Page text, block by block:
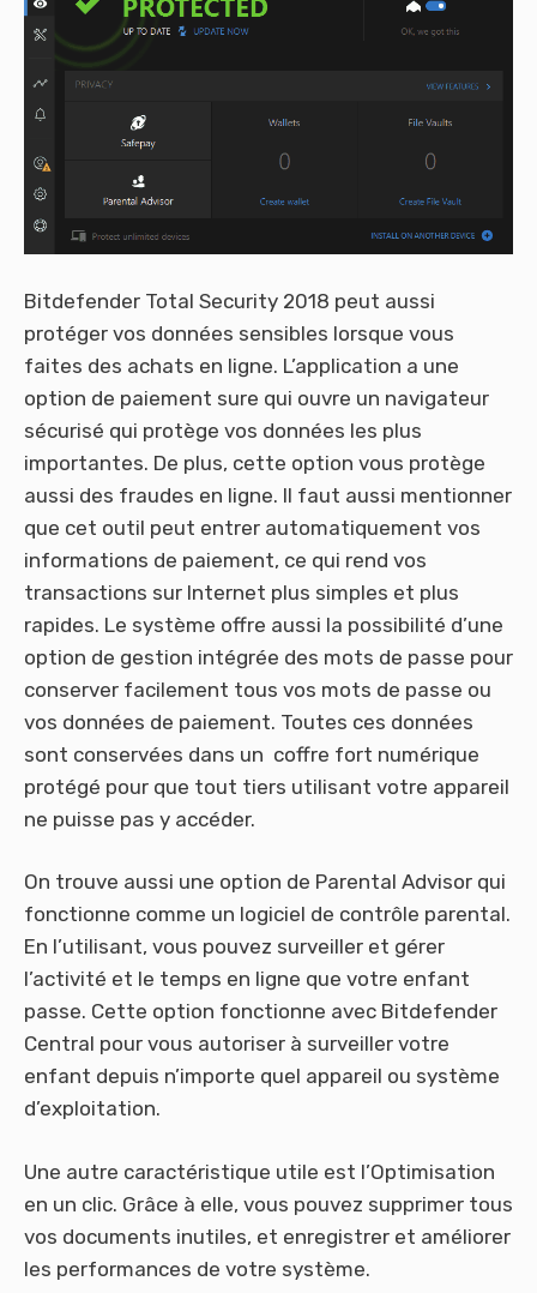
Bitdefender Total Security 2018 peut aussi
protéger vos données sensibles lorsque vous
faites des achats en ligne. L’application a une
option de paiement sure qui ouvre un navigateur
sécurisé qui protège vos données les plus
importantes. De plus, cette option vous protège
aussi des fraudes en ligne. Il faut aussi mentionner
que cet outil peut entrer automatiquement vos
informations de paiement, ce qui rend vos
transactions sur Internet plus simples et plus
rapides. Le système offre aussi la possibilité d’une
option de gestion intégrée des mots de passe pour
conserver facilement tous vos mots de passe ou
vos données de paiement. Toutes ces données
sont conservées dans un coffre fort numérique
protégé pour que tout tiers utilisant votre appareil
ne puisse pas y accéder.
On trouve aussi une option de Parental Advisor qui
fonctionne comme un logiciel de contrôle parental.
En l’utilisant, vous pouvez surveiller et gérer
l’activité et le temps en ligne que votre enfant
passe. Cette option fonctionne avec Bitdefender
Central pour vous autoriser à surveiller votre
enfant depuis n’importe quel appareil ou système
d’exploitation.
Une autre caractéristique utile est l’Optimisation
en un clic. Grâce à elle, vous pouvez supprimer tous
vos documents inutiles, et enregistrer et améliorer
les performances de votre système.